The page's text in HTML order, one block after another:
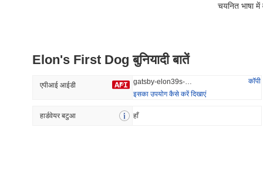
#524 #1801
प्रवृत्त
चयनित भाषा
Elon's First Dog बुनियादी बातें
एपीआई आईडी
कॉपी
इसका उपयोग कैसे करें दिखाएं
हार्डवेयर बटुआ हाँ